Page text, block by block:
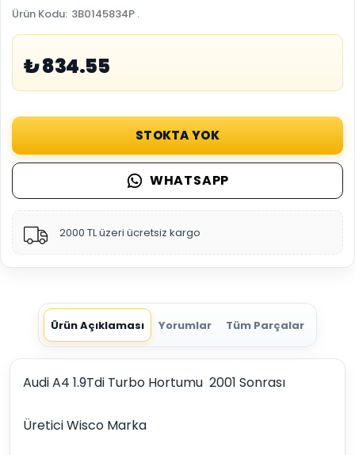
Ürün Kodu: 3B0145834P .
₺ 834.55
STOKTA YOK
WHATSAPP
2000 TL üzeri ücretsiz kargo
Ürün Açıklaması Yorumlar Tüm Parçalar
Audi A4 1.9Tdi Turbo Hortumu 2001 Sonrası
Üretici Wisco Marka